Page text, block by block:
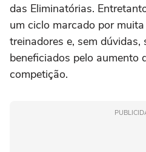
das Eliminatórias.
um ciclo marcado por
treinadores e, sem dúvidas,
beneficiados pelo aumento
competição.